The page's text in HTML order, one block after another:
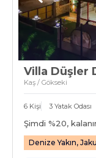
Villa Düşler
Kaş / Gökseki
6 Kişi 3 Yatak Odası
Şimdi %20,
Denize Yakın,